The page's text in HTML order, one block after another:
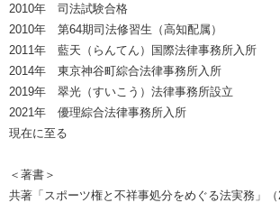
2010年 司法試験合格
2010年 第64期司法修習生（高知配属）
2011年 藍天（らんてん）国際法律事務所入所
2014年 東京神谷町綜合法律事務所入所
2019年 翠光（すいこう）法律事務所設立
2021年 優理綜合法律事務所入所
現在に至る
＜著書＞
共著「スポーツ権と不祥事処分をめぐる法実務」（